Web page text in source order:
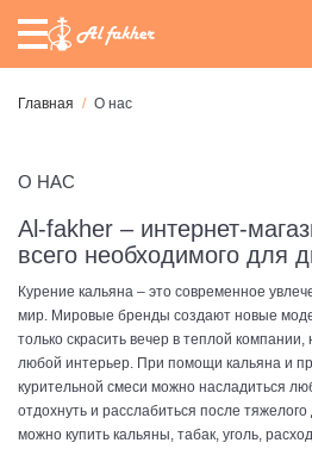
Главная О нас
О НАС
Al-fakher – интернет-
всего необходимого для
Курение кальяна – это современное
мир. Мировые бренды создают новые
только скрасить вечер в теплой
любой интерьер. При помощи кальяна и
курительной смеси можно насладиться
отдохнуть и расслабиться после
можно купить кальяны, табак, уголь,